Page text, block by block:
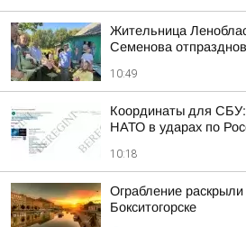
Жительница
Семенова
10:49
Координаты для
НАТО в ударах по
10:18
Ограбление
Бокситогорске